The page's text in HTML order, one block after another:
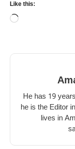
Like this:
Loading…
He has 19
he is the Editor
lives in